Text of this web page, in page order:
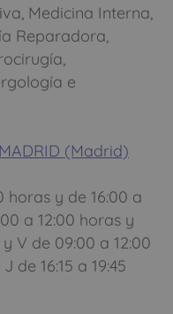
Medicina Interna,
Reparadora,
e
(Madrid)
horas y de 16:00 a
a 12:00 horas y
V de 09:00 a 12:00
de 16:15 a 19:45